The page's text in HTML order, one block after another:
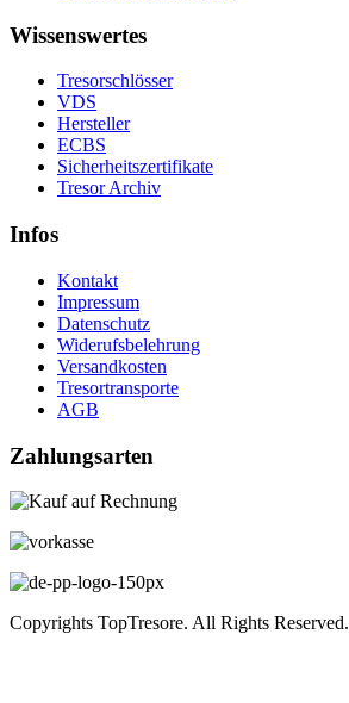
Wissenswertes
Tresorschlösser
VDS
Hersteller
ECBS
Sicherheitszertifikate
Tresor Archiv
Infos
Kontakt
Impressum
Datenschutz
Widerufsbelehrung
Versandkosten
Tresortransporte
AGB
Zahlungsarten
Copyrights TopTresore. All Rights Reserved.